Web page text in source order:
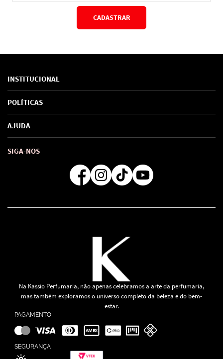
CADASTRAR
INSTITUCIONAL
Sobre Nós
Marcas
SAC de marcas
Como comprar
POLÍTICAS
Política de Privacidade
Troca e Devoluções
Formas de Pagamento
Regra de Frete Grátis
AJUDA
SIGA-NOS
Na Kassio Perfumaria, não apenas celebramos a arte da perfumaria,
mas também exploramos o universo completo da beleza e do bem-
estar.
PAGAMENTO
SEGURANÇA